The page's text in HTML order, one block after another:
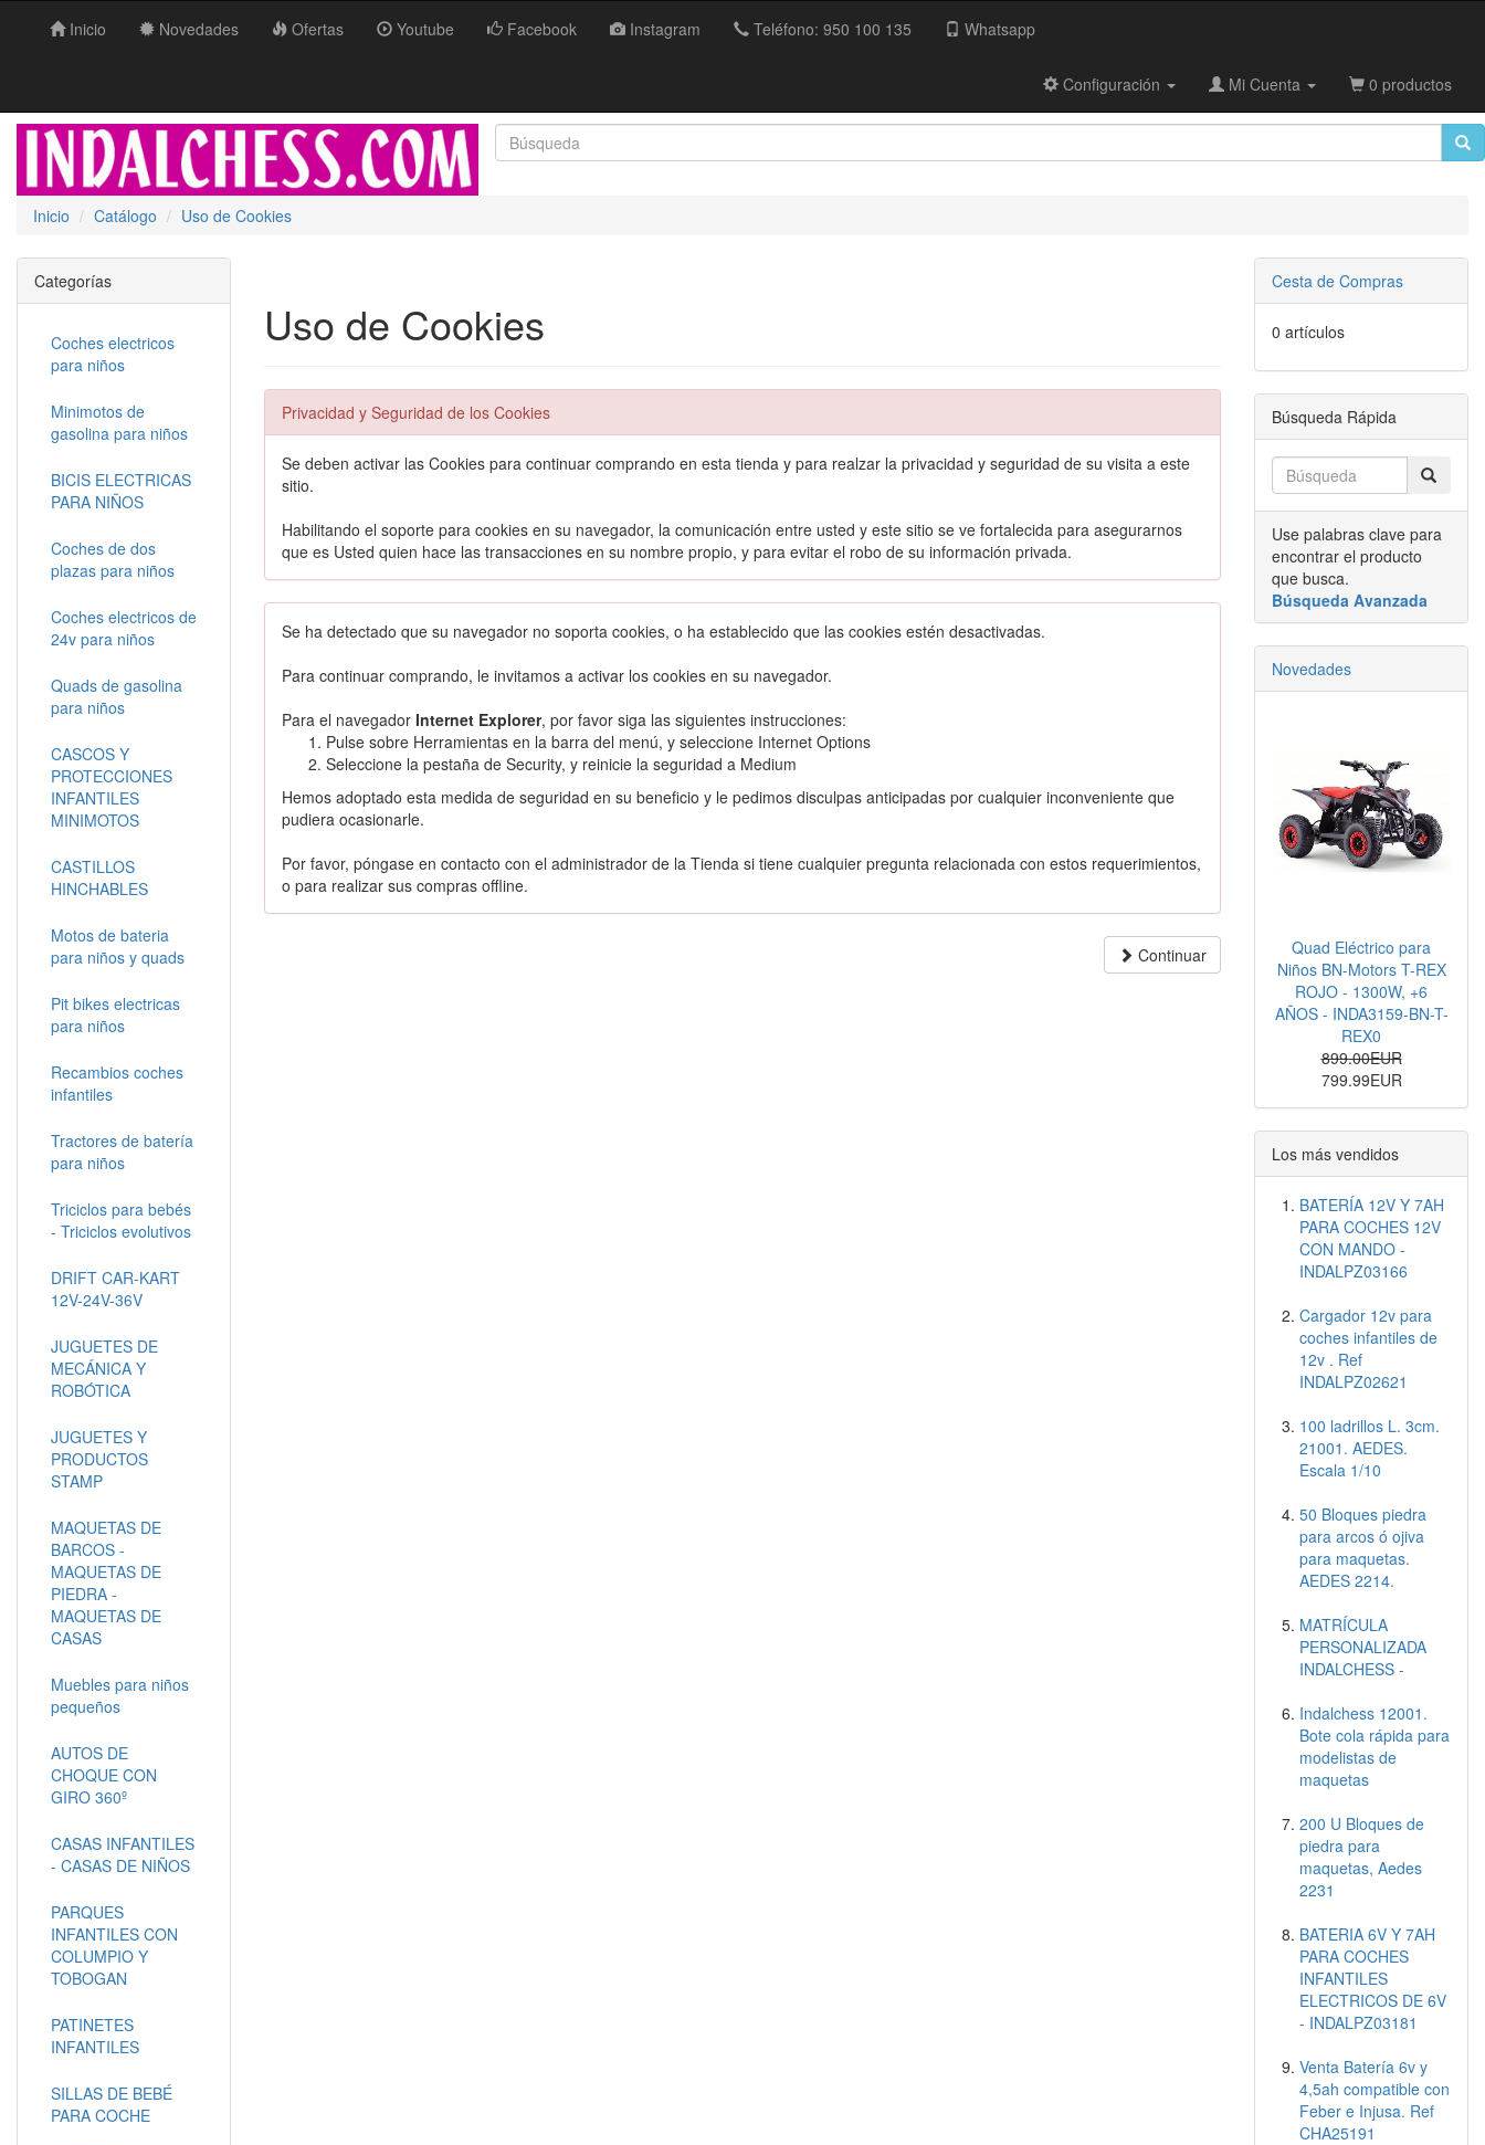
Inicio Novedades Ofertas Youtube Facebook Instagram Teléfono: 950 100 135 Whatsapp
Configuración Mi Cuenta 0 productos
Inicio Catálogo Uso de Cookies
Uso de Cookies
Privacidad y Seguridad de los Cookies
Se deben activar las Cookies para continuar comprando en esta tienda y para realzar la privacidad y seguridad de su visita a este
sitio.
Habilitando el soporte para cookies en su navegador, la comunicación entre usted y este sitio se ve fortalecida para asegurarnos
que es Usted quien hace las transacciones en su nombre propio, y para evitar el robo de su información privada.
Se ha detectado que su navegador no soporta cookies, o ha establecido que las cookies estén desactivadas.
Para continuar comprando, le invitamos a activar los cookies en su navegador.
Para el navegador Internet Explorer, por favor siga las siguientes instrucciones:
Pulse sobre Herramientas en la barra del menú, y seleccione Internet Options
Seleccione la pestaña de Security, y reinicie la seguridad a Medium
Hemos adoptado esta medida de seguridad en su beneficio y le pedimos disculpas anticipadas por cualquier inconveniente que
pudiera ocasionarle.
Por favor, póngase en contacto con el administrador de la Tienda si tiene cualquier pregunta relacionada con estos requerimientos,
o para realizar sus compras offline.
Continuar
Categorías
Coches electricos
para niños
Minimotos de
gasolina para niños
BICIS ELECTRICAS
PARA NIÑOS
Coches de dos
plazas para niños
Coches electricos de
24v para niños
Quads de gasolina
para niños
CASCOS Y
PROTECCIONES
INFANTILES
MINIMOTOS
CASTILLOS
HINCHABLES
Motos de bateria
para niños y quads
Pit bikes electricas
para niños
Recambios coches
infantiles
Tractores de batería
para niños
Triciclos para bebés
- Triciclos evolutivos
DRIFT CAR-KART
12V-24V-36V
JUGUETES DE
MECÁNICA Y
ROBÓTICA
JUGUETES Y
PRODUCTOS
STAMP
MAQUETAS DE
BARCOS -
MAQUETAS DE
PIEDRA -
MAQUETAS DE
CASAS
Muebles para niños
pequeños
AUTOS DE
CHOQUE CON
GIRO 360º
CASAS INFANTILES
- CASAS DE NIÑOS
PARQUES
INFANTILES CON
COLUMPIO Y
TOBOGAN
PATINETES
INFANTILES
SILLAS DE BEBÉ
PARA COCHE
Cesta de Compras
0 artículos
Búsqueda Rápida
Use palabras clave para
encontrar el producto
que busca.
Búsqueda Avanzada
Novedades
Quad Eléctrico para
Niños BN-Motors T-REX
ROJO - 1300W, +6
AÑOS - INDA3159-BN-T-
REX0
899.00EUR
799.99EUR
Los más vendidos
BATERÍA 12V Y 7AH
PARA COCHES 12V
CON MANDO -
INDALPZ03166
Cargador 12v para
coches infantiles de
12v . Ref
INDALPZ02621
100 ladrillos L. 3cm.
21001. AEDES.
Escala 1/10
50 Bloques piedra
para arcos ó ojiva
para maquetas.
AEDES 2214.
MATRÍCULA
PERSONALIZADA
INDALCHESS -
Indalchess 12001.
Bote cola rápida para
modelistas de
maquetas
200 U Bloques de
piedra para
maquetas, Aedes
2231
BATERIA 6V Y 7AH
PARA COCHES
INFANTILES
ELECTRICOS DE 6V
- INDALPZ03181
Venta Batería 6v y
4,5ah compatible con
Feber e Injusa. Ref
CHA25191